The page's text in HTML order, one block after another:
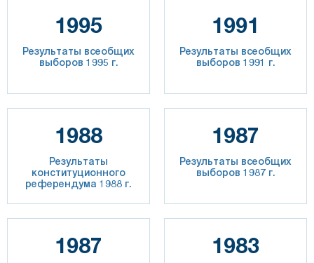
1995
Результаты всеобщих
выборов 1995 г.
1991
Результаты всеобщих
выборов 1991 г.
1988
Результаты
конституционного
референдума 1988 г.
1987
Результаты всеобщих
выборов 1987 г.
1987 1983